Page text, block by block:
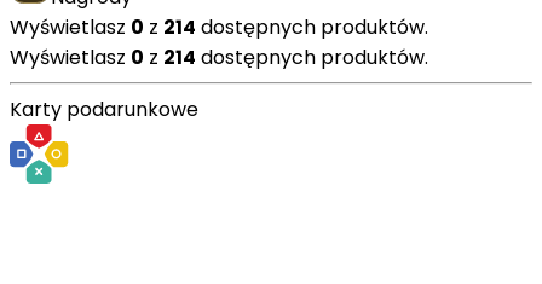
Wyświetlasz 0 z 214 dostępnych produktów.
Wyświetlasz 0 z 214 dostępnych produktów.
Karty podarunkowe